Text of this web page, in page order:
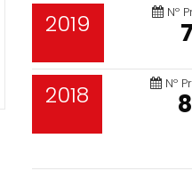
2019 Nº
7
2018 Nº
8